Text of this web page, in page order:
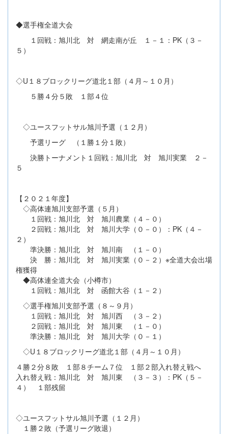
◆選手権全道大会
１回戦：旭川北 対 網走南が丘 １－１：PK（３－
５）
◇U１８ブロックリーグ道北１部（４月～１０月）
５勝４分５敗 １部４位
◇ユースフットサル旭川予選（１２月）
予選リーグ （１勝１分１敗）
決勝トーナメント１回戦：旭川北 対 旭川実業 ２－
５
【２０２１年度】
◇高体連旭川支部予選（５月）
１回戦：旭川北 対 旭川農業（４－０）
２回戦：旭川北 対 旭川大学（０－０）：PK（４－
２）
準決勝：旭川北 対 旭川南 （１－０）
決 勝：旭川北 対 旭川実業（０－２）※全道大会出場
権獲得
◆高体連全道大会（小樽市）
１回戦：旭川北 対 函館大谷（１－２）
◇選手権旭川支部予選（８～９月）
１回戦：旭川北 対 旭川西 （３－２）
２回戦：旭川北 対 旭川東 （１－０）
準決勝：旭川北 対 旭川大学（０－１）
◇U１８ブロックリーグ道北１部（４月～１０月）
４勝２分８敗 １部８チーム７位 １部２部入れ替え戦へ
入れ替え戦：旭川北 対 旭川東 （３－３）：PK（５－
４） １部残留
◇ユースフットサル旭川予選（１２月）
１勝２敗（予選リーグ敗退）